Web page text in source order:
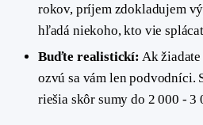
rokov, príjem zdokladujem
hľadá niekoho, kto vie
Buďte realistickí: Ak
ozvú sa vám len podvodníci.
riešia skôr sumy do 2 000 - 3